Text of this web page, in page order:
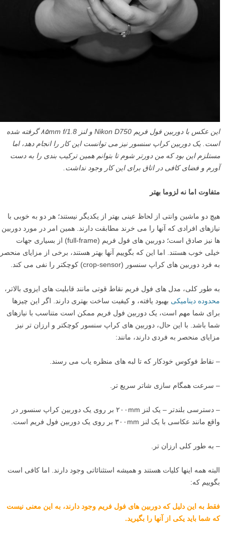
این عکس با دوربین فول فریم Nikon D750 و لنز ۸۵mm f/1.8 گرفته شده
است. یک دوربین کراپ سنسور نیز می توانست این کار را انجام دهد، اما
مستلزم این بود که من دورتر شوم تا بتوانم همین ترکیب بندی را به دست
آورم و فضای کافی در اتاق برای این کار وجود نداشت.
متفاوت اما نه لزوما بهتر
هیچ دو ماشین وانتی از لحاظ عینی بهتر از یکدیگر نیستند؛ هر دو به خوبی با
نیازهای افرادی که آنها را می خرند مطابقت دارند. همین امر در مورد دوربین
ها نیز صادق است؛ دوربین های فول فریم (full-frame) از بسیاری جهات
خیلی خوب هستند. اما این که بگوییم آنها بهتر هستند، برخی از مزایای منحصر
به فرد دوربین های کراپ سنسور (crop-sensor) کوچکتر را نفی می کند.
به طور کلی، مدل های فول فریم نقاط قوتی مانند قابلیت های ایزوی بالاتر،
محدوده دینامیکی بهبود یافته، و کیفیت ساخت بهتری دارند. اگر این چیزها
برای شما مهم است، یک دوربین فول فریم ممکن است متناسب با نیازهای
شما باشد. با این حال، دوربین های کراپ سنسور کوچکتر و ارزان تر نیز
مزایای منحصر به فردی دارند، مانند:
– نقاط فوکوس خودکار که تا لبه های منظره یاب می رسند.
– سرعت همگام سازی شاتر سریع تر.
– دسترسی بلندتر – یک لنز ۲۰۰mm بر روی یک دوربین کراپ سنسور در
واقع مانند عکاسی با یک لنز ۳۰۰mm بر روی یک دوربین فول فریم است.
– به طور کلی ارزان تر.
البته همه اینها کلیات هستند و همیشه استثنائاتی وجود دارند. اما کافی است
بگوییم که:
فقط به این دلیل که دوربین های فول فریم وجود دارند، به این معنی نیست
که شما باید یکی از آنها را بگیرید.